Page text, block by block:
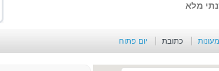
מלא
כתובת יום פתוח